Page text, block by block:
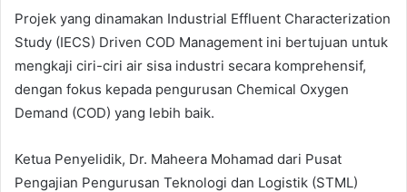
Projek yang dinamakan Industrial Effluent Characterization
Study (IECS) Driven COD Management ini bertujuan untuk
mengkaji ciri-ciri air sisa industri secara komprehensif,
dengan fokus kepada pengurusan Chemical Oxygen
Demand (COD) yang lebih baik.
Ketua Penyelidik, Dr. Maheera Mohamad dari Pusat
Pengajian Pengurusan Teknologi dan Logistik (STML)